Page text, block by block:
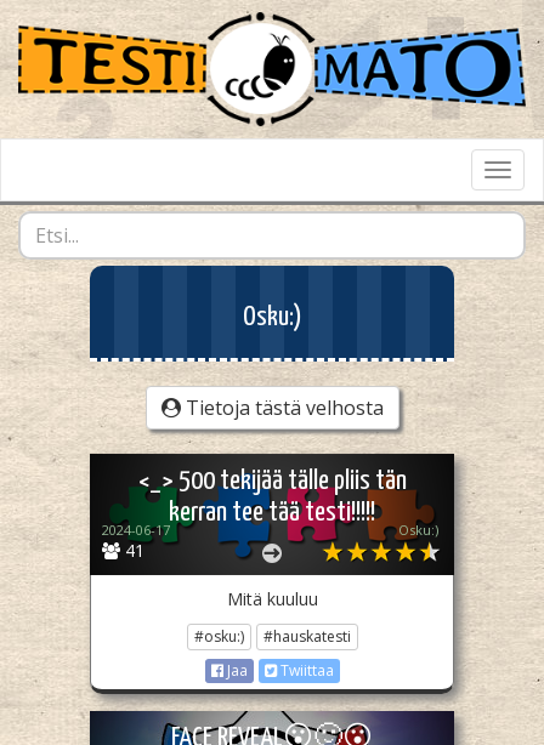
Osku:)
Tietoja tästä velhosta
<_> 500 tekijää tälle pliis tän
kerran tee tää testi!!!!!
41
2024-06-17 Osku:)
Mitä kuuluu
#osku:)
#hauskatesti
Jaa
Twiittaa
FACE REVEAL😮🙂😮